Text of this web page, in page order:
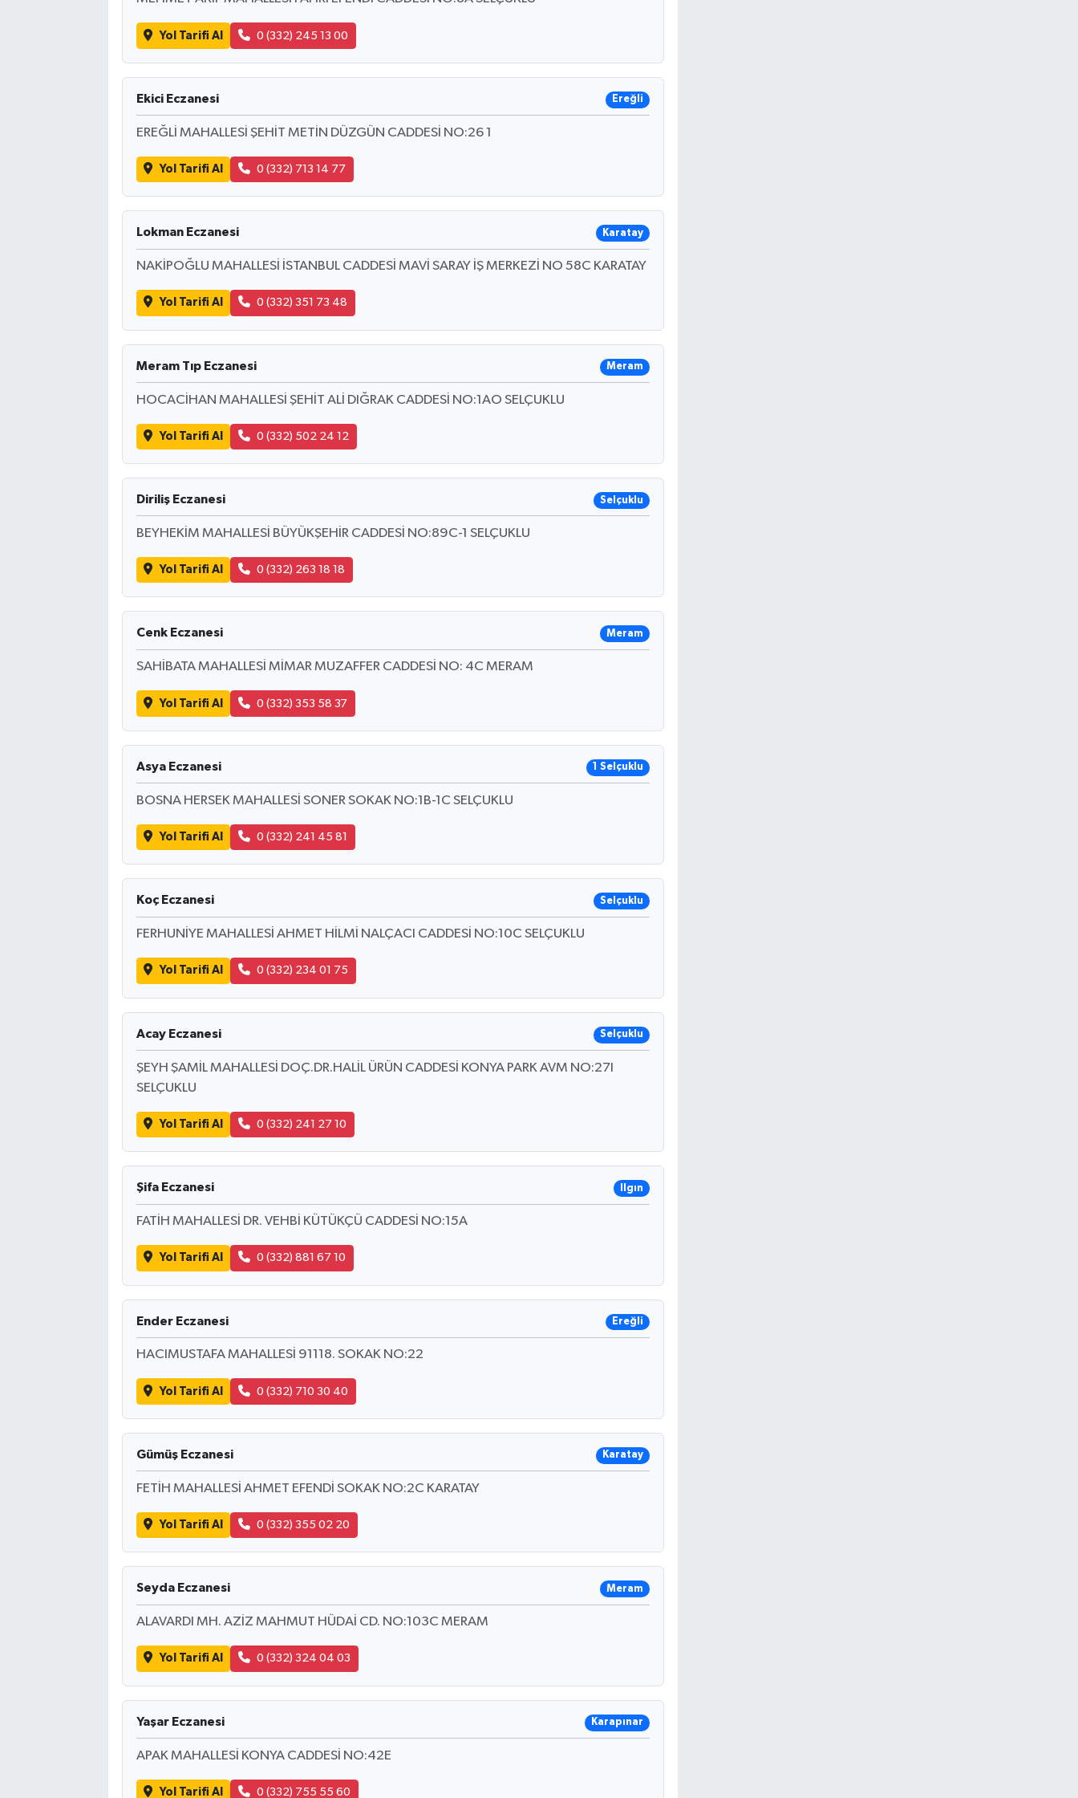
Yol Tarifi Al 0 (332) 245 13 00
Ekici Eczanesi Ereğli
EREĞLİ MAHALLESİ ŞEHİT METİN DÜZGÜN CADDESİ NO:26 1
Yol Tarifi Al 0 (332) 713 14 77
Lokman Eczanesi Karatay
NAKİPOĞLU MAHALLESİ İSTANBUL CADDESİ MAVİ SARAY İŞ MERKEZİ NO 58C KARATAY
Yol Tarifi Al 0 (332) 351 73 48
Meram Tıp Eczanesi Meram
HOCACİHAN MAHALLESİ ŞEHİT ALİ DIĞRAK CADDESİ NO:1AO SELÇUKLU
Yol Tarifi Al 0 (332) 502 24 12
Diriliş Eczanesi Selçuklu
BEYHEKİM MAHALLESİ BÜYÜKŞEHİR CADDESİ NO:89C-1 SELÇUKLU
Yol Tarifi Al 0 (332) 263 18 18
Cenk Eczanesi Meram
SAHİBATA MAHALLESİ MİMAR MUZAFFER CADDESİ NO: 4C MERAM
Yol Tarifi Al 0 (332) 353 58 37
Asya Eczanesi 1 Selçuklu
BOSNA HERSEK MAHALLESİ SONER SOKAK NO:1B-1C SELÇUKLU
Yol Tarifi Al 0 (332) 241 45 81
Koç Eczanesi Selçuklu
FERHUNİYE MAHALLESİ AHMET HİLMİ NALÇACI CADDESİ NO:10C SELÇUKLU
Yol Tarifi Al 0 (332) 234 01 75
Acay Eczanesi Selçuklu
ŞEYH ŞAMİL MAHALLESİ DOÇ.DR.HALİL ÜRÜN CADDESİ KONYA PARK AVM NO:27I
SELÇUKLU
Yol Tarifi Al 0 (332) 241 27 10
Şifa Eczanesi Ilgın
FATİH MAHALLESİ DR. VEHBİ KÜTÜKÇÜ CADDESİ NO:15A
Yol Tarifi Al 0 (332) 881 67 10
Ender Eczanesi Ereğli
HACIMUSTAFA MAHALLESİ 91118. SOKAK NO:22
Yol Tarifi Al 0 (332) 710 30 40
Gümüş Eczanesi Karatay
FETİH MAHALLESİ AHMET EFENDİ SOKAK NO:2C KARATAY
Yol Tarifi Al 0 (332) 355 02 20
Seyda Eczanesi Meram
ALAVARDI MH. AZİZ MAHMUT HÜDAİ CD. NO:103C MERAM
Yol Tarifi Al 0 (332) 324 04 03
Yaşar Eczanesi Karapınar
APAK MAHALLESİ KONYA CADDESİ NO:42E
Yol Tarifi Al 0 (332) 755 55 60